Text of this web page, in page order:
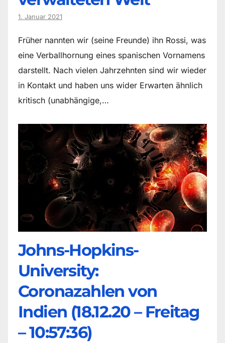
1. Januar 2021
Früher nannten wir (seine Freunde) ihn Rossi, was
eine Verballhornung eines spanischen Vornamens
darstellt. Nach vielen Jahrzehnten sind wir wieder
in Kontakt und haben uns wider Erwarten ähnlich
kritisch (unabhängige,…
Johns-Hopkins-
University:
Coronazahlen von
Indien (18.12.20 – Freitag
– 10:57:36)